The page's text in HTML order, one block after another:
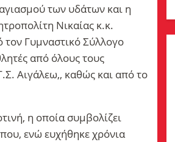
των υδάτων και η
Νικαίας κ.κ.
τον Γυμναστικό Σύλλογο
από όλους τους
Αιγάλεω,, καθώς και από το
η οποία συμβολίζει
ενώ ευχήθηκε χρόνια